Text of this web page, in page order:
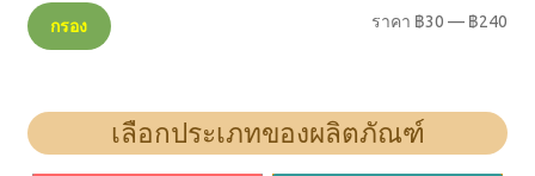
กรอง ราคา ฿30 — ฿240
เลือกประเภทของผลิตภัณฑ์